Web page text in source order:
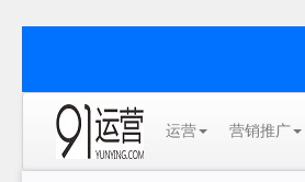
运营 营销推广